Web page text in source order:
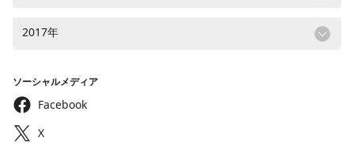
2017年
ソーシャルメディア
Facebook
X